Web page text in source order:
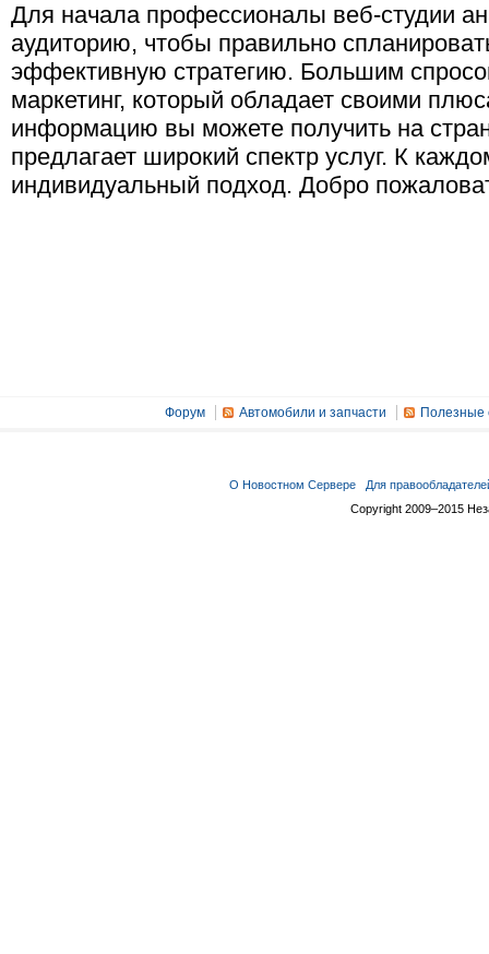
Для начала профессионалы веб-студии
аудиторию, чтобы правильно
эффективную стратегию. Большим
маркетинг, который обладает своими
информацию вы можете получить на
предлагает широкий спектр услуг. К
индивидуальный подход. Добро
Форум Автомобили и запчасти Полезные
О Новостном Сервере
Для
Copyright 2009–2015